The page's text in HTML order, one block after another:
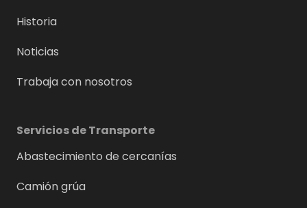
Historia
Noticias
Trabaja con nosotros
Servicios de Transporte
Abastecimiento de cercanías
Camión grúa